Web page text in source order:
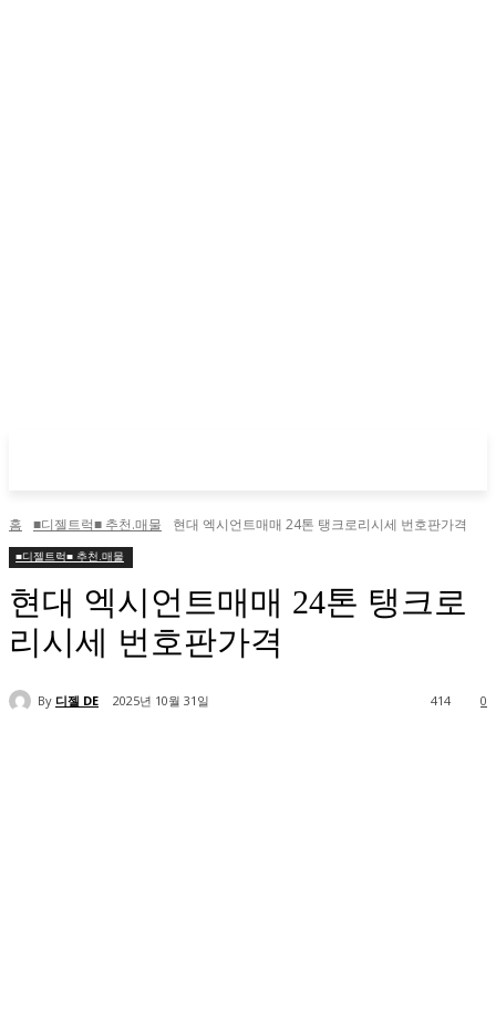
홈 ■디젤트럭■ 추천.매물 현대 엑시언트매매 24톤 탱크로리시세 번호판가격
■디젤트럭■ 추천.매물
현대 엑시언트매매 24톤 탱크로
리시세 번호판가격
By 디젤 DE 2025년 10월 31일 0
414